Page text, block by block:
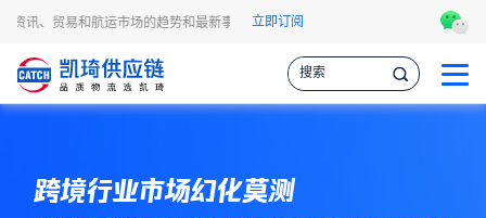
讯、贸易和航运市场的趋势和最新事件，让您掌握各种情报，作出更明智的供应链
立即订阅
跨境行业市场幻化莫测